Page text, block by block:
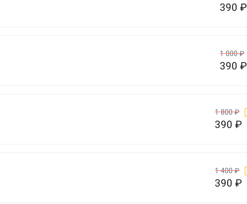
390 ₽
1 000₽
390 ₽
1 800₽
390 ₽
1 400₽
390 ₽